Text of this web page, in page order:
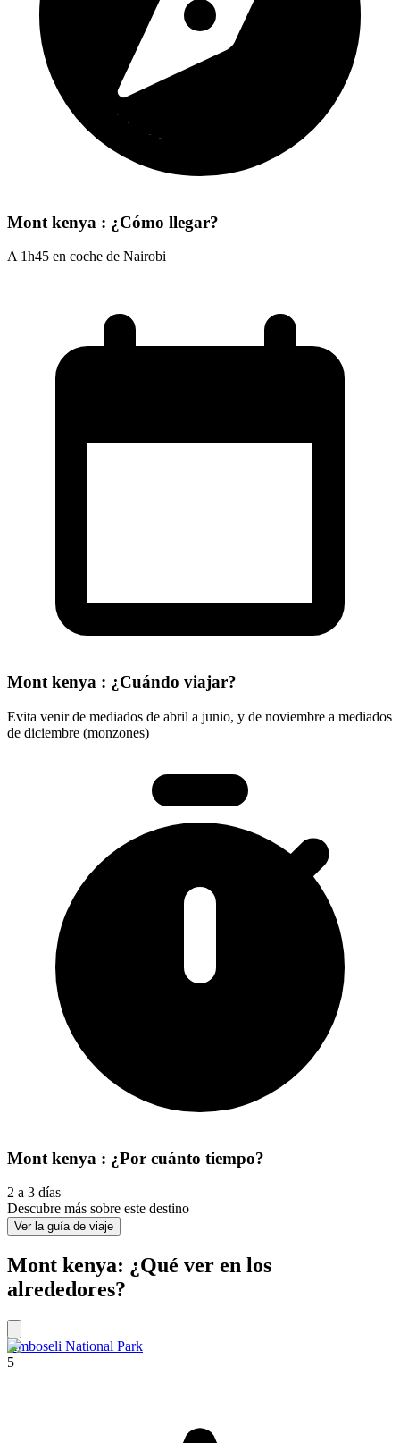
Mont kenya : ¿Cómo llegar?
A 1h45 en coche de Nairobi
Mont kenya : ¿Cuándo viajar?
Evita venir de mediados de abril a junio, y de noviembre a mediados
de diciembre (monzones)
Mont kenya : ¿Por cuánto tiempo?
2 a 3 días
Descubre más sobre este destino
Ver la guía de viaje
Mont kenya: ¿Qué ver en los
alrededores?
Amboseli National Park
5